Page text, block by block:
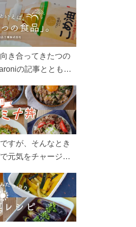
き合ってきたつの
の記事とともに
のこだわりまで。
なるコンテンツを
。
すが、そんなとき
元気をチャージ！
き飛ばしましょ